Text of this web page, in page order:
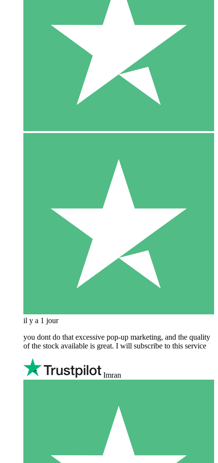
il y a 1 jour
you dont do that excessive pop-up marketing, and the quality
of the stock available is great. I will subscribe to this service
Imran